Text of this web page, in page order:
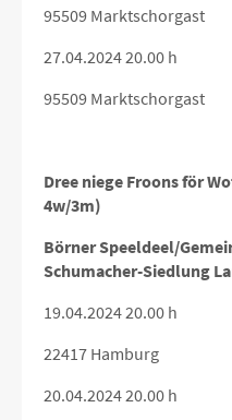
95509 Marktschorgast
27.04.2024 20.00 h
95509 Marktschorgast
Dree niege Froons för
4w/3m)
Börner Speeldeel/
Schumacher-Siedlung
19.04.2024 20.00 h
22417 Hamburg
20.04.2024 20.00 h